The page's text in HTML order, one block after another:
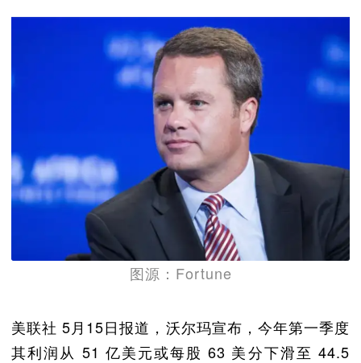
图源：Fortune
美联社 5月15日报道，沃尔玛宣布，今年第一季度
其利润从 51 亿美元或每股 63 美分下滑至 44.5